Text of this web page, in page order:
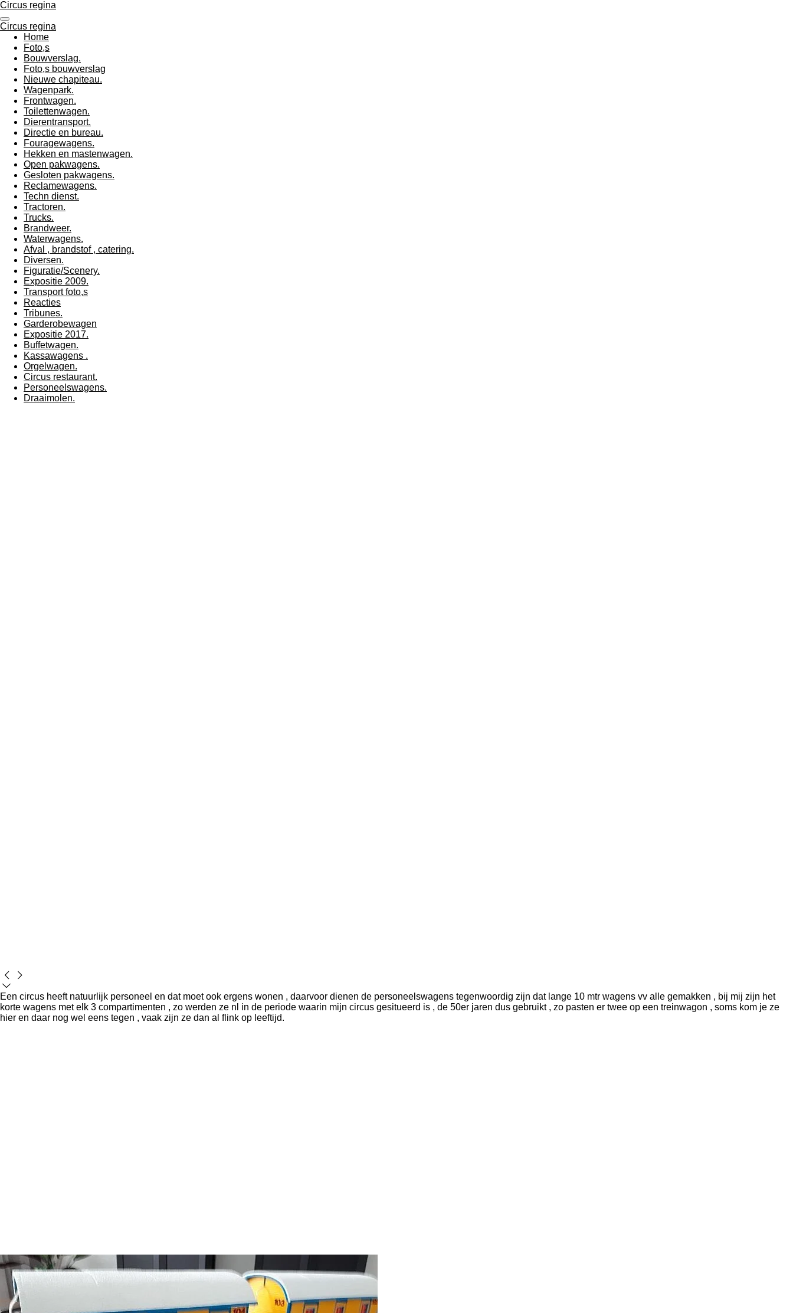
Ga
direct
naar
de
hoofdinhoud
Circus regina
Circus regina
Home
Foto,s
Bouwverslag.
Foto,s bouwverslag
Nieuwe chapiteau.
Wagenpark.
Frontwagen.
Toilettenwagen.
Dierentransport.
Directie en bureau.
Fouragewagens.
Hekken en mastenwagen.
Open pakwagens.
Gesloten pakwagens.
Reclamewagens.
Techn dienst.
Tractoren.
Trucks.
Brandweer.
Waterwagens.
Afval , brandstof , catering.
Diversen.
Figuratie/Scenery.
Expositie 2009.
Transport foto,s
Reacties
Tribunes.
Garderobewagen
Expositie 2017.
Buffetwagen.
Kassawagens .
Orgelwagen.
Circus restaurant.
Personeelswagens.
Draaimolen.
Een circus heeft natuurlijk personeel en dat moet ook ergens wonen , daarvoor dienen de personeelswagens tegenwoordig zijn dat lange 10 mtr wagens vv alle gemakken , bij mij zijn het
korte wagens met elk 3 compartimenten , zo werden ze nl in de periode waarin mijn circus gesitueerd is , de 50er jaren dus gebruikt , zo pasten er twee op een treinwagon , soms kom je ze
hier en daar nog wel eens tegen , vaak zijn ze dan al flink op leeftijd.